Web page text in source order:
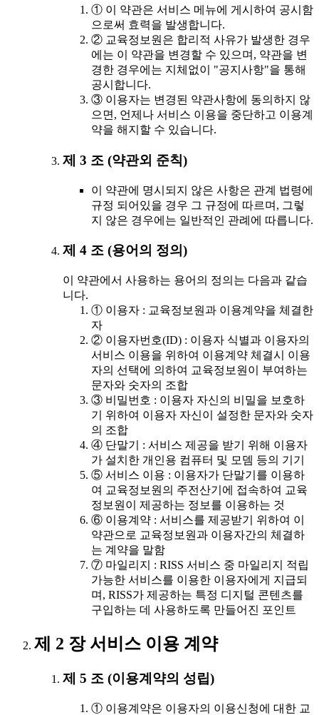
① 이 약관은 서비스 메뉴에 게시하여 공시함
으로써 효력을 발생합니다.
② 교육정보원은 합리적 사유가 발생한 경우
에는 이 약관을 변경할 수 있으며, 약관을 변
경한 경우에는 지체없이 "공지사항"을 통해
공시합니다.
③ 이용자는 변경된 약관사항에 동의하지 않
으면, 언제나 서비스 이용을 중단하고 이용계
약을 해지할 수 있습니다.
제 3 조 (약관외 준칙)
이 약관에 명시되지 않은 사항은 관계 법령에
규정 되어있을 경우 그 규정에 따르며, 그렇
지 않은 경우에는 일반적인 관례에 따릅니다.
제 4 조 (용어의 정의)
이 약관에서 사용하는 용어의 정의는 다음과 같습
니다.
① 이용자 : 교육정보원과 이용계약을 체결한
자
② 이용자번호(ID) : 이용자 식별과 이용자의
서비스 이용을 위하여 이용계약 체결시 이용
자의 선택에 의하여 교육정보원이 부여하는
문자와 숫자의 조합
③ 비밀번호 : 이용자 자신의 비밀을 보호하
기 위하여 이용자 자신이 설정한 문자와 숫자
의 조합
④ 단말기 : 서비스 제공을 받기 위해 이용자
가 설치한 개인용 컴퓨터 및 모뎀 등의 기기
⑤ 서비스 이용 : 이용자가 단말기를 이용하
여 교육정보원의 주전산기에 접속하여 교육
정보원이 제공하는 정보를 이용하는 것
⑥ 이용계약 : 서비스를 제공받기 위하여 이
약관으로 교육정보원과 이용자간의 체결하
는 계약을 말함
⑦ 마일리지 : RISS 서비스 중 마일리지 적립
가능한 서비스를 이용한 이용자에게 지급되
며, RISS가 제공하는 특정 디지털 콘텐츠를
구입하는 데 사용하도록 만들어진 포인트
제 2 장 서비스 이용 계약
제 5 조 (이용계약의 성립)
① 이용계약은 이용자의 이용신청에 대한 교